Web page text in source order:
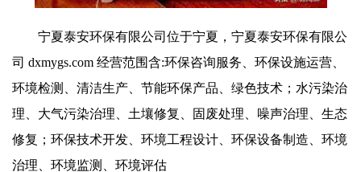
宁夏泰安环保有限公司位于宁夏，宁夏泰安环保有限公
司 dxmygs.com 经营范围含:环保咨询服务、环保设施运营、
环境检测、清洁生产、节能环保产品、绿色技术；水污染治
理、大气污染治理、土壤修复、固废处理、噪声治理、生态
修复；环保技术开发、环境工程设计、环保设备制造、环境
治理、环境监测、环境评估